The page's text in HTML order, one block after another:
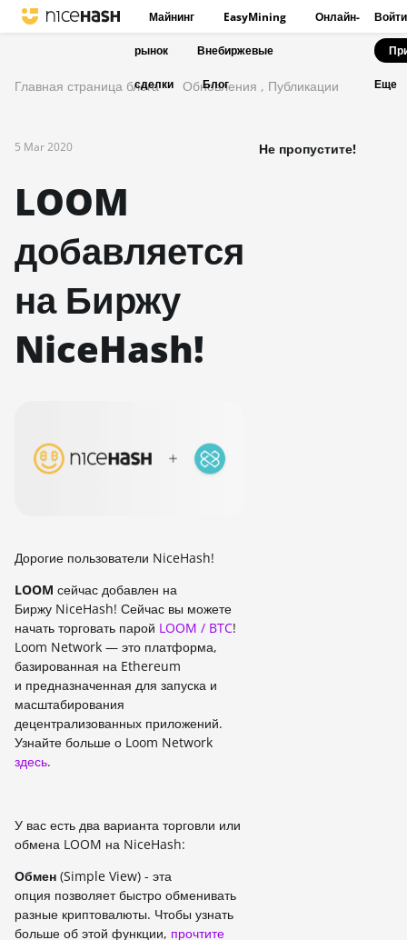
Майнинг EasyMining Онлайн-
рынок Внебиржевые
сделки Блог
Войти
Еще
Главная страница блога Обновления , Публикации
5 Mar 2020
LOOM
добавляется
на Биржу
NiceHash!
Дорогие пользователи NiceHash!
LOOM сейчас добавлен на
Биржу NiceHash! Сейчас вы можете
начать торговать парой LOOM / BTC!
Loom Network — это платформа,
базированная на Ethereum
и предназначенная для запуска и
масштабирования
децентрализованных приложений.
Узнайте больше о Loom Network
здесь.
У вас есть два варианта торговли или
обмена LOOM на NiceHash:
Обмен (Simple View) - эта
опция позволяет быстро обменивать
разные криптовалюты. Чтобы узнать
больше об этой функции, прочтите
Не пропустите!